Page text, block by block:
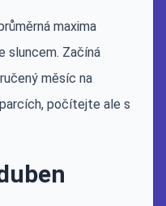
maxima
sluncem. Začíná
měsíc na
počítejte ale s